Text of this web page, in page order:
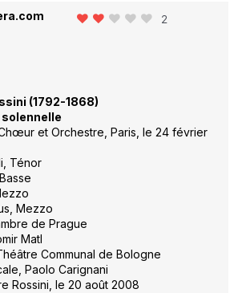
2
(1792-1868)
et Orchestre, Paris, le 24 février
Ténor
Mezzo
de Prague
Matl
Communal de Bologne
Paolo Carignani
Rossini, le 20 août 2008